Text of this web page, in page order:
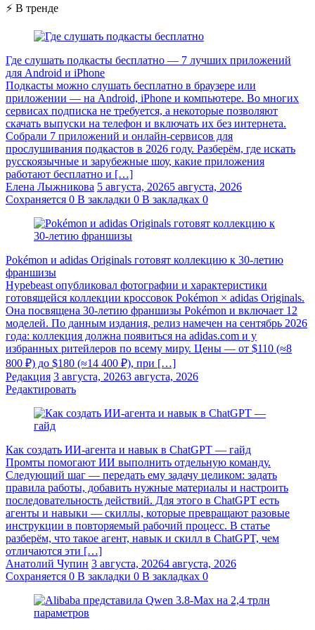
⚡ В тренде
Где слушать подкасты бесплатно — 7 лучших приложений
для Android и iPhone
Подкасты можно слушать бесплатно в браузере или
приложении — на Android, iPhone и компьютере. Во многих
сервисах подписка не требуется, а некоторые позволяют
скачать выпуски на телефон и включать их без интернета.
Собрали 7 приложений и онлайн-сервисов для
прослушивания подкастов в 2026 году. Разберём, где искать
русскоязычные и зарубежные шоу, какие приложения
работают бесплатно и […]
Елена Лыжникова 5 августа, 20265 августа, 2026
Сохраняется 0 В закладки 0 В закладках 0
Pokémon и adidas Originals готовят коллекцию к 30-летию
франшизы
Hypebeast опубликовал фотографии и характеристики
готовящейся коллекции кроссовок Pokémon × adidas Originals.
Она посвящена 30-летию франшизы Pokémon и включает 12
моделей. По данным издания, релиз намечен на сентябрь 2026
года: коллекция должна появиться на adidas.com и у
избранных ритейлеров по всему миру. Цены — от $110 (≈8
800 ₽) до $180 (≈14 400 ₽), при […]
Редакция 3 августа, 20263 августа, 2026
Редактировать
Как создать ИИ-агента и навык в ChatGPT — гайд
Промты помогают ИИ выполнить отдельную команду.
Следующий шаг — передать ему задачу целиком: задать
правила работы, добавить нужные материалы и настроить
последовательность действий. Для этого в ChatGPT есть
агенты и навыки — скиллы, которые превращают разовые
инструкции в повторяемый рабочий процесс. В статье
разберём, что такое агент, навык и скилл в ChatGPT, чем
отличаются эти […]
Анатолий Чупин 3 августа, 20264 августа, 2026
Сохраняется 0 В закладки 0 В закладках 0